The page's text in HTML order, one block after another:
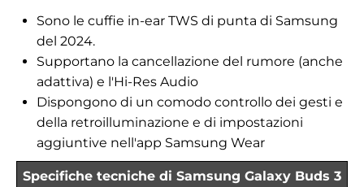
Sono le cuffie in-ear TWS di punta di Samsung
del 2024.
Supportano la cancellazione del rumore (anche
adattiva) e l'Hi-Res Audio
Dispongono di un comodo controllo dei gesti e
della retroilluminazione e di impostazioni
aggiuntive nell'app Samsung Wear
Specifiche tecniche di Samsung Galaxy Buds 3